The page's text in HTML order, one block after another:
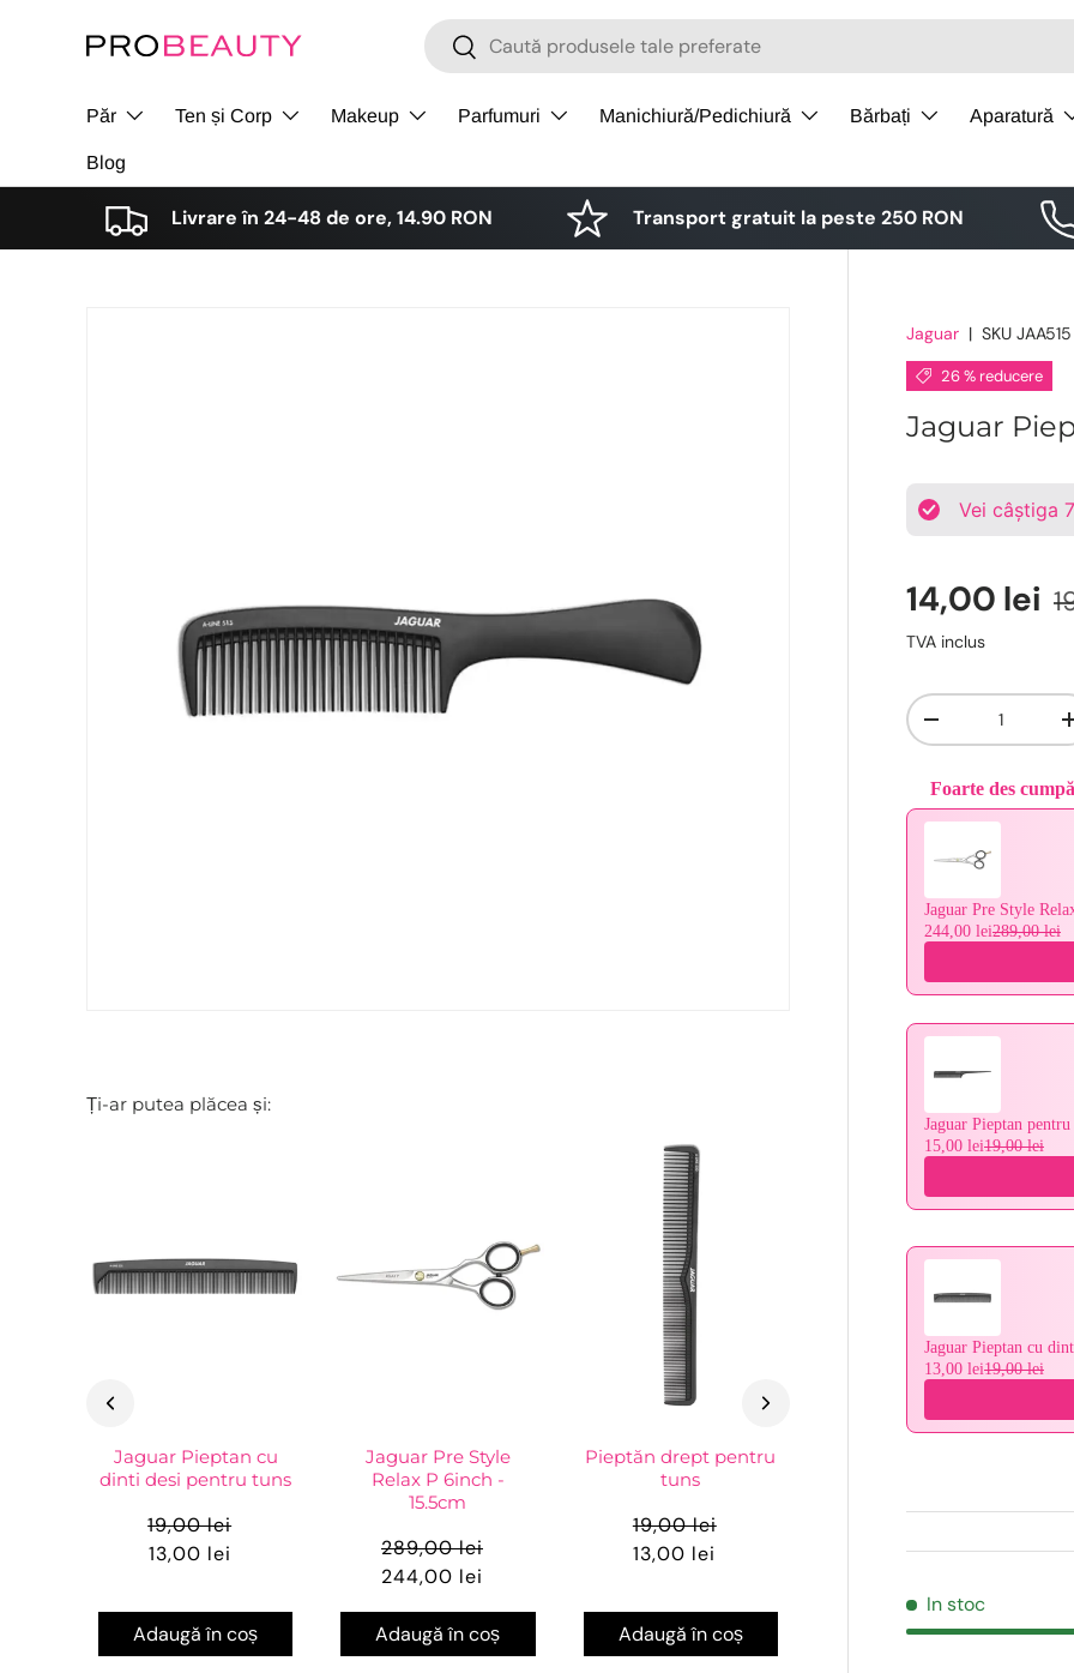
Sari la conținut
Cǎutare
Cǎutare
Păr Ten și Corp Makeup Parfumuri Manichiură/Pedichiură Bărbați Aparatură
Blog
Livrare în 24-48 de ore, 14.90 RON Transport gratuit la peste 250 RON
Jaguar | SKU JAA515
26 % reducere
Jaguar
Vei câștiga 7
14,00 lei
TVA inclus
Cantitate
-
Foarte des
Use the Previous
Jaguar Pre Style
244,00 lei289,00 lei
Jaguar Pieptan
15,00 lei19,00 lei
Jaguar Pieptan cu
13,00 lei19,00 lei
In stoc
Ți-ar putea plăcea și:
Jaguar Pieptan cu
dinti desi pentru tuns
19,00 lei
13,00 lei
Adaugă în coș
Jaguar Pre Style
Relax P 6inch -
15.5cm
289,00 lei
244,00 lei
Adaugă în coș
Pieptăn drept pentru
tuns
19,00 lei
13,00 lei
Adaugă în coș